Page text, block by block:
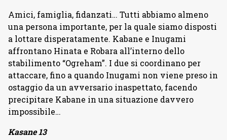
Amici, famiglia, fidanzati… Tutti abbiamo almeno
una persona importante, per la quale siamo disposti
a lottare disperatamente. Kabane e Inugami
affrontano Hinata e Robara all’interno dello
stabilimento “Ogreham”. I due si coordinano per
attaccare, fino a quando Inugami non viene preso in
ostaggio da un avversario inaspettato, facendo
precipitare Kabane in una situazione davvero
impossibile…
Kasane 13